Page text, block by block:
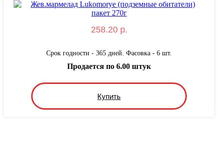
258.20 р.
Срок годности - 365 дней. Фасовка - 6 шт.
Купить
Продается по 6.00 штук